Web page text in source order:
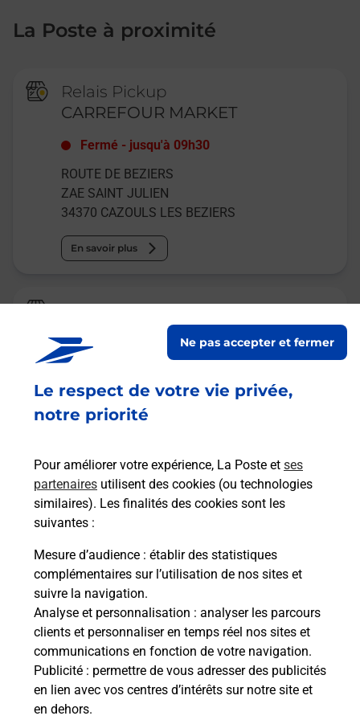
Le respect de votre vie privée,
notre priorité
Pour améliorer votre expérience, La Poste et ses
partenaires utilisent des cookies (ou technologies
similaires). Les finalités des cookies sont les
suivantes :
Mesure d’audience : établir des statistiques
complémentaires sur l’utilisation de nos sites et
suivre la navigation.
Analyse et personnalisation : analyser les parcours
clients et personnaliser en temps réel nos sites et
communications en fonction de votre navigation.
Publicité : permettre de vous adresser des publicités
en lien avec vos centres d’intérêts sur notre site et
en dehors.
Ne pas accepter et fermer
La Poste à proximité
Relais Pickup
CARREFOUR MARKET
Fermé - jusqu'à 09h30
ROUTE DE BEZIERS
ZAE SAINT JULIEN
34370 CAZOULS LES BEZIERS
En savoir plus
Relais Pickup
MERCERIE CHABBERT
jusqu'à 09h00
1 AVENUE JEAN JAURES
34370 CAZOULS LES BEZIERS
Malin !
La Poste
en ligne
Ouvert 24h/24
En savoir plus